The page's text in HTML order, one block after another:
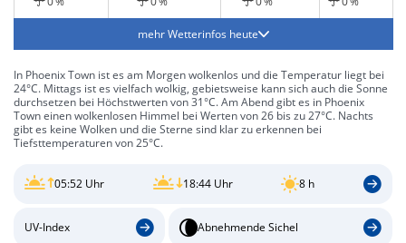
mehr Wetterinfos heute
In Phoenix Town ist es am Morgen wolkenlos und die Temperatur liegt bei
24°C. Mittags ist es vielfach wolkig, gebietsweise kann sich auch die Sonne
durchsetzen bei Höchstwerten von 31°C. Am Abend gibt es in Phoenix
Town einen wolkenlosen Himmel bei Werten von 26 bis zu 27°C. Nachts
gibt es keine Wolken und die Sterne sind klar zu erkennen bei
Tiefsttemperaturen von 25°C.
05:52 Uhr 18:44 Uhr 8 h
UV-Index Abnehmende Sichel